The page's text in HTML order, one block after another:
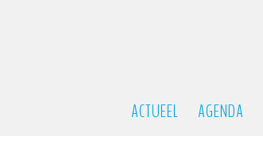
ACTUEEL AGENDA